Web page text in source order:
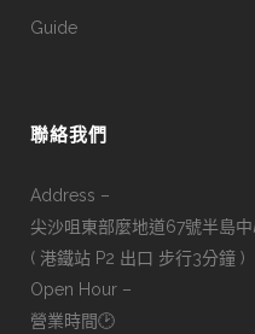
Guide
聯絡我們
Address –
尖沙咀東部麼地道67號半島中
( 港鐵站 P2 出口 步行3分鐘 )
Open Hour –
營業時間🕑